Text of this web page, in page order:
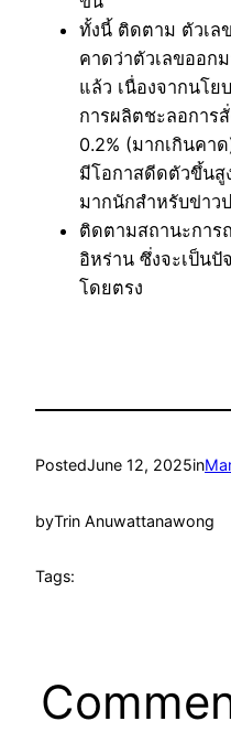
ทั้งนี้ ติดตาม ตัวเล
คาดว่าตัวเลขออก
แล้ว เนื่องจากนโ
การผลิตชะลอการ
0.2% (มากเกินคา
มีโอกาสดีดตัวขึ้นสู
มากนักสำหรับข่าว
ติดตามสถานะกา
อิหร่าน ซึ่งจะเป็น
โดยตรง
PostedJune 12, 2025in
byTrin Anuwattanawong
Tags: